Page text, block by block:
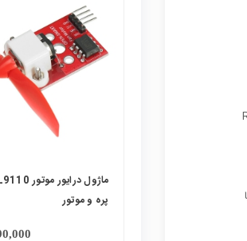
پره و موتور